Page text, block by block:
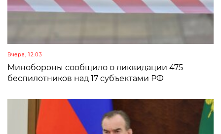
Вчера, 12:03
Минобороны сообщило о ликвидации 475
беспилотников над 17 субъектами РФ